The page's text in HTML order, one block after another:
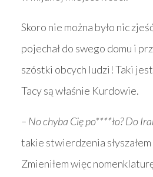
Skoro nie można było nic
pojechał do swego domu i
szóstki obcych ludzi! Taki
Tacy są właśnie Kurdowie.
– No chyba Cię po****ło? Do
takie stwierdzenia
Zmieniłem więc